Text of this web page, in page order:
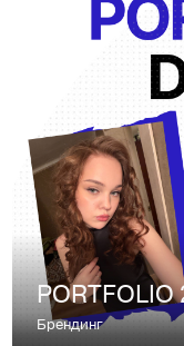
Брендинг